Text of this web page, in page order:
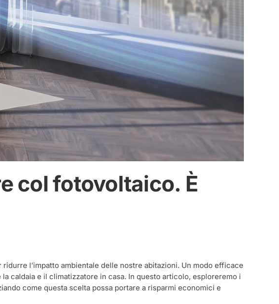
col fotovoltaico. È
l’impatto ambientale delle nostre abitazioni. Un modo efficace
caldaia e il climatizzatore in casa. In questo articolo, esploreremo i
come questa scelta possa portare a risparmi economici e